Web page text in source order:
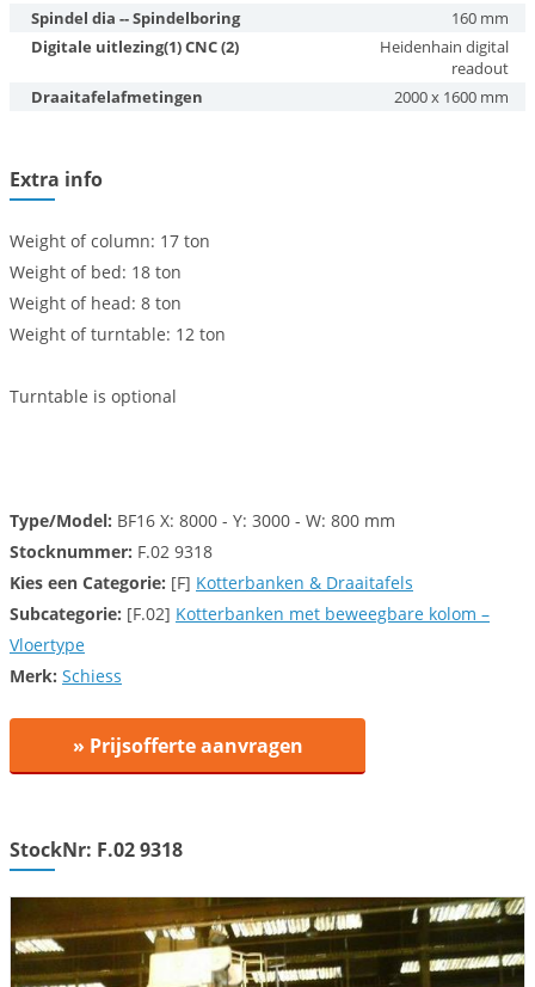
Spindel dia -- Spindelboring
160 mm
Digitale uitlezing(1) CNC (2)
Heidenhain digital
readout
Draaitafelafmetingen
2000 x 1600 mm
Extra info
Weight of column: 17 ton
Weight of bed: 18 ton
Weight of head: 8 ton
Weight of turntable: 12 ton
Turntable is optional
Type/Model: BF16 X: 8000 - Y: 3000 - W: 800 mm
Stocknummer: F.02 9318
Kies een Categorie: [F] Kotterbanken & Draaitafels
Subcategorie: [F.02] Kotterbanken met beweegbare kolom –
Vloertype
Merk: Schiess
» Prijsofferte aanvragen
StockNr: F.02 9318